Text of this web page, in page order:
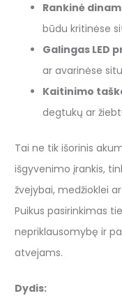
Rankinė
būdu kritinėse
Galingas LED
ar avarinėse
Kaitinimo
degtukų ar
Tai ne tik išorinis
išgyvenimo įrankis,
žvejybai, medžioklei
Puikus pasirinkimas
nepriklausomybę ir
atvejams.
Dydis: